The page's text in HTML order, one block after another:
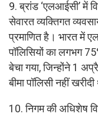
9. ब्रांड ‘एलआईसी’ में
सेवारत व्यक्तिगत
प्रमाणित है। भारत में
पॉलिसियों का लगभग
बेचा गया, जिन्होंने 1
बीमा पॉलिसी नहीं खरीदी
10. निगम की अधिशेष